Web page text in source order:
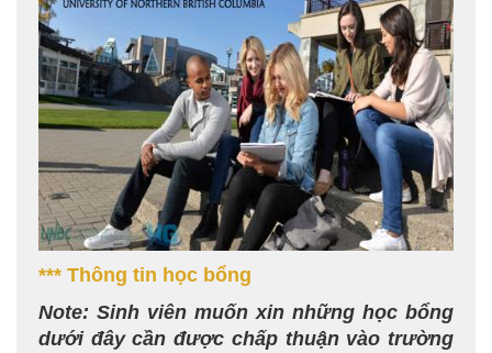
*** Thông tin học bổng
Note: Sinh viên muốn xin những học bổng
dưới đây cần được chấp thuận vào trường